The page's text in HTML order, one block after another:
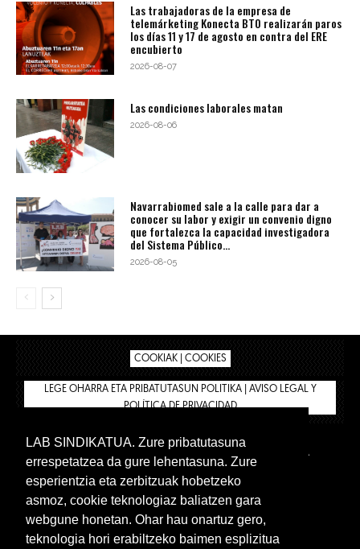
Las trabajadoras de la empresa de
telemárketing Konecta BTO realizarán paros
los días 11 y 17 de agosto en contra del ERE
encubierto
2026-08-07
Las condiciones laborales matan
2026-08-06
Navarrabiomed sale a la calle para dar a
conocer su labor y exigir un convenio digno
que fortalezca la capacidad investigadora
del Sistema Público...
2026-08-05
COOKIAK | COOKIES
LEGE OHARRA ETA PRIBATUTASUN POLITIKA | AVISO LEGAL Y
POLÍTICA DE PRIVACIDAD
BIZILAN.EUS
TIENDA
INTRANET 🔑
Euskera Castellano
LAB SINDIKATUA. Zure pribatutasuna
errespetatzea da gure lehentasuna. Zure
esperientzia eta zerbitzuak hobetzeko
asmoz, cookie teknologiaz baliatzen gara
webgune honetan. Ohar hau onartuz gero,
teknologia hori erabiltzeko baimen esplizitua